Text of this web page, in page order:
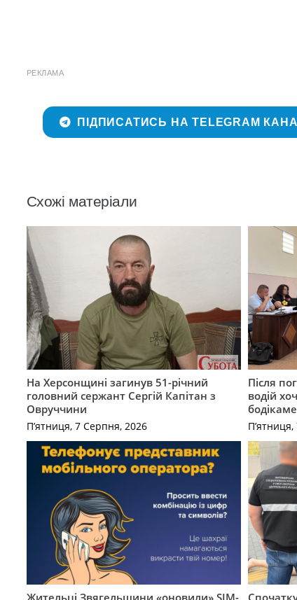
РЕКЛАМА
ПІДПИСАТИСЬ НА TELEGRAM
Схожі матеріали
На Херсонщині загинув 51-річний
головний сержант Сергій Капітан з
Овруччини
П’ятниця, 7 Серпня, 2026
Після
водій
Жительці Звягельщини «оновили» SIM-